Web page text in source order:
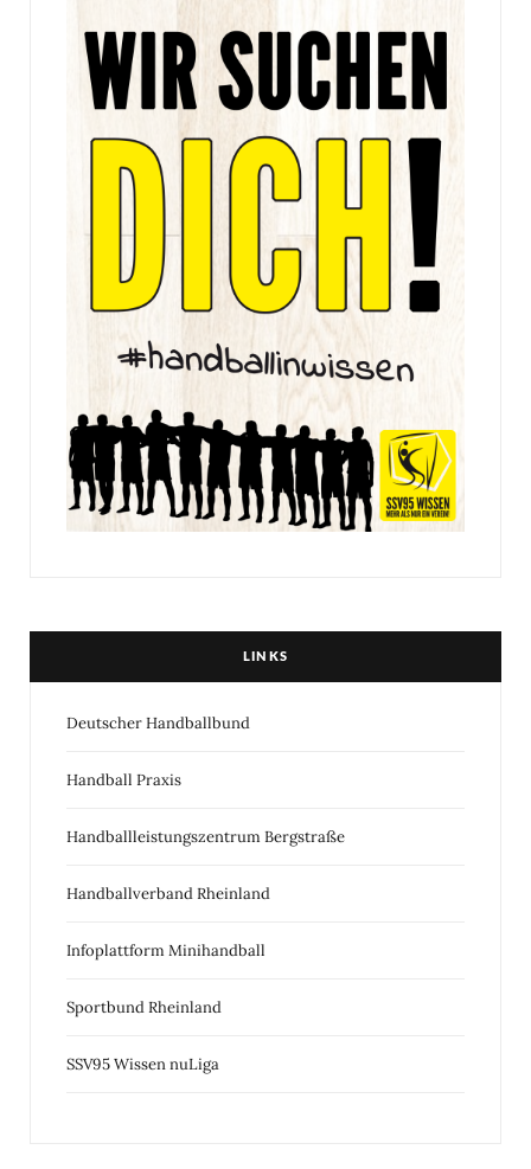
LINKS
Deutscher Handballbund
Handball Praxis
Handballleistungszentrum Bergstraße
Handballverband Rheinland
Infoplattform Minihandball
Sportbund Rheinland
SSV95 Wissen nuLiga